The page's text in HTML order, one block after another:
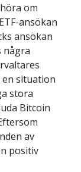
om
ansökan
ansökan
några
en situation
stora
Bitcoin
av
positiv